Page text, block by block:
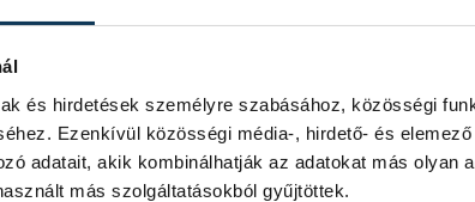
és hirdetések személyre szabásához, közösségi
Ezenkívül közösségi média-, hirdető- és
adatait, akik kombinálhatják az adatokat más olyan
más szolgáltatásokból gyűjtöttek.
238 239 ...